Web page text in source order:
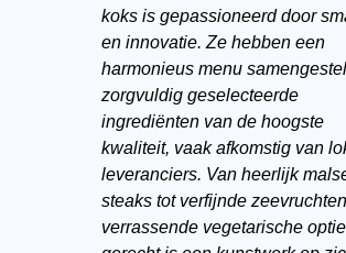
koks is gepassioneerd door
en innovatie. Ze hebben een
harmonieus menu
zorgvuldig geselecteerde
ingrediënten van de hoogste
kwaliteit, vaak afkomstig van
leveranciers. Van heerlijk
steaks tot verfijnde
verrassende vegetarische